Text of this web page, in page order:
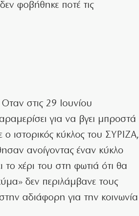
φοβήθηκε ποτέ τις
στις 29 Ιουνίου
για να βγει μπροστά
ο ιστορικός κύκλος του ΣΥΡΙΖΑ,
ανοίγοντας έναν κύκλο
το χέρι του στη φωτιά ότι θα
δεν περιλάμβανε τους
αδιάφορη για την κοινωνία